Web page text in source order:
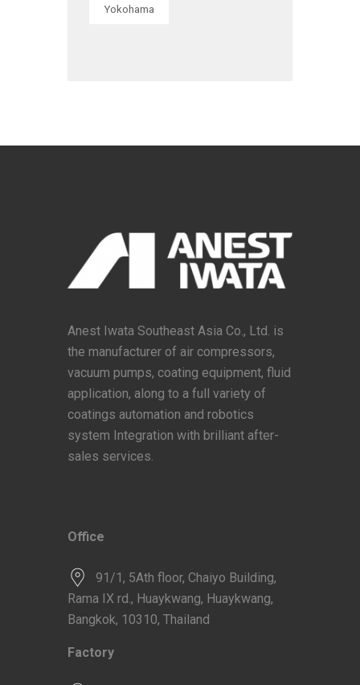
Yokohama
Anest Iwata Southeast Asia Co., Ltd. is
the manufacturer of air compressors,
vacuum pumps, coating equipment, fluid
application, along to a full variety of
coatings automation and robotics
system Integration with brilliant after-
sales services.
Office
91/1, 5Ath floor, Chaiyo Building,
Rama IX rd., Huaykwang, Huaykwang,
Bangkok, 10310, Thailand
Factory